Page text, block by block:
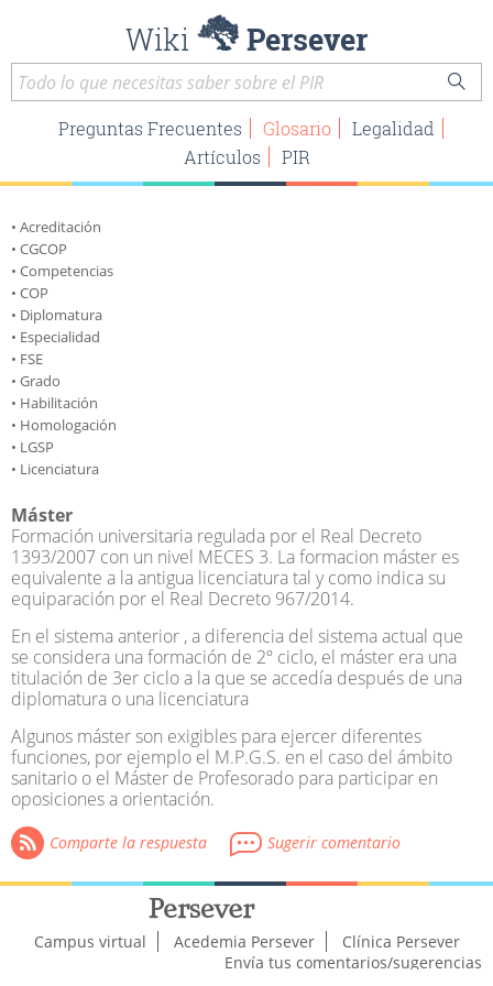
Wiki Persever
Preguntas Frecuentes Glosario
Legalidad
Artículos
PIR
Acreditación
CGCOP
Competencias
COP
Diplomatura
Especialidad
FSE
Grado
Habilitación
Homologación
LGSP
Licenciatura
M.P.G.S.
Máster
MECES
Mención
P.I.R.
PESTO
PETRA
PGS
Regulada
Sanitario
Máster
Formación universitaria regulada por el Real Decreto
1393/2007 con un nivel MECES 3. La formacion máster es
equivalente a la antigua licenciatura tal y como indica su
equiparación por el Real Decreto 967/2014.
En el sistema anterior , a diferencia del sistema actual que
se considera una formación de 2º ciclo, el máster era una
titulación de 3er ciclo a la que se accedía después de una
diplomatura o una licenciatura
Algunos máster son exigibles para ejercer diferentes
funciones, por ejemplo el M.P.G.S. en el caso del ámbito
sanitario o el Máster de Profesorado para participar en
oposiciones a orientación.
Comparte la respuesta Sugerir comentario
Campus virtual Acedemia Persever
Clínica Persever
Envía tus comentarios/sugerencias